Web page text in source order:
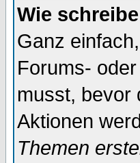
Wie
Ganz
Forums-
musst, bevor
Aktionen
Themen